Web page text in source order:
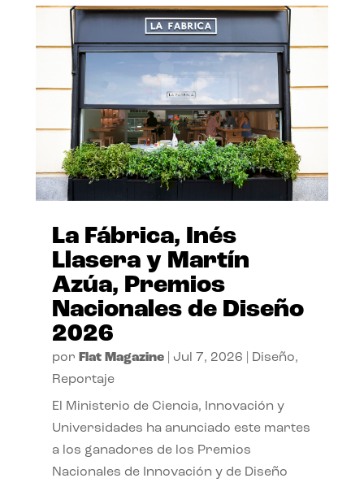
La Fábrica, Inés
Llasera y Martín
Azúa, Premios
Nacionales de Diseño
2026
por Flat Magazine| Jul 7, 2026 Diseño,
Reportaje
El Ministerio de Ciencia, Innovación y
Universidades ha anunciado este martes
a los ganadores de los Premios
Nacionales de Innovación y de Diseño